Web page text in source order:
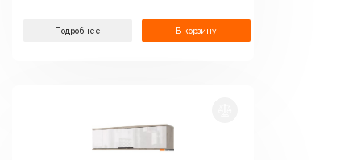
Подробнее В корзину